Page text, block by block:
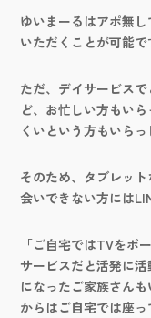
ゆいまーるはアポ無
いただくことが可能で
ただ、デイサービス
ど、お忙しい方もい
くいという方もいらっ
そのため、タブレッ
会いできない方には
「ご自宅ではTVをボ
サービスだと活発に
になったご家族さん
からはご自宅では座